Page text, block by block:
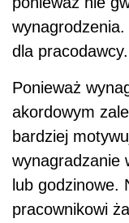
dla pracodawcy.
Ponieważ
akordowym
bardziej
wynagradzanie
lub godzinowe.
pracownikowi